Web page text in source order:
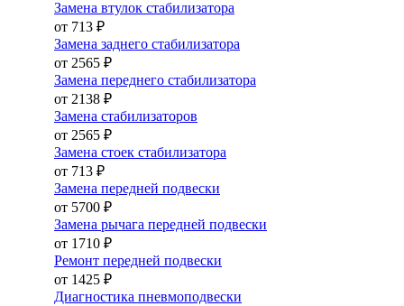
Замена втулок стабилизатора
от 713 ₽
Замена заднего стабилизатора
от 2565 ₽
Замена переднего стабилизатора
от 2138 ₽
Замена стабилизаторов
от 2565 ₽
Замена стоек стабилизатора
от 713 ₽
Замена передней подвески
от 5700 ₽
Замена рычага передней подвески
от 1710 ₽
Ремонт передней подвески
от 1425 ₽
Диагностика пневмоподвески